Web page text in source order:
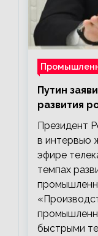
Путин
развития
Президент
в интервью
эфире
темпах
быстрыми